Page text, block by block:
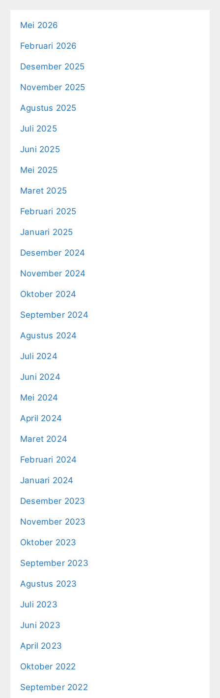
Mei 2026
Februari 2026
Desember 2025
November 2025
Agustus 2025
Juli 2025
Juni 2025
Mei 2025
Maret 2025
Februari 2025
Januari 2025
Desember 2024
November 2024
Oktober 2024
September 2024
Agustus 2024
Juli 2024
Juni 2024
Mei 2024
April 2024
Maret 2024
Februari 2024
Januari 2024
Desember 2023
November 2023
Oktober 2023
September 2023
Agustus 2023
Juli 2023
Juni 2023
April 2023
Oktober 2022
September 2022